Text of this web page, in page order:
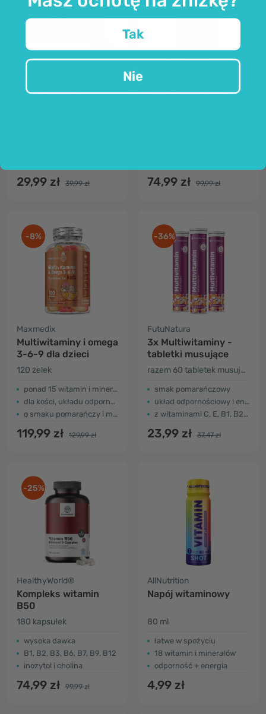
Multiwitaminy
29,99 zł 39,99 zł
Multiwitaminy – żelki
74,99 zł 99,99 zł
-8%
Maxmedix
Multiwitaminy i omega
3-6-9 dla dzieci
120 żelek
ponad 15 witamin i minerałów
dla kości, układu odpornościowego i energii
o smaku pomarańczy i maliny
119,99 zł 129,99 zł
-36%
FutuNatura
3x Multiwitaminy -
tabletki musujące
razem 60 tabletek musujących
smak pomarańczowy
układ odpornościowy i energia
z witaminami C, E, B1, B2, B3, B5, B6 i B12
23,99 zł 37,47 zł
-25%
HealthyWorld®
Kompleks witamin
B50
180 kapsułek
wysoka dawka
B1, B2, B3, B6, B7, B9, B12
inozytol i cholina
74,99 zł 99,99 zł
AllNutrition
Napój witaminowy
80 ml
łatwe w spożyciu
18 witamin i minerałów
odporność + energia
4,99 zł
Tak
Nie